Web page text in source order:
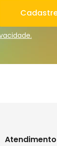
Atendimento